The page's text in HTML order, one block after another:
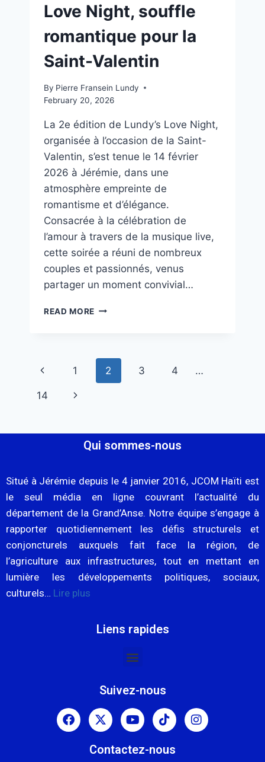
Love Night, souffle
romantique pour la
Saint-Valentin
By Pierre Fransein Lundy
February 20, 2026
La 2e édition de Lundy’s Love Night,
organisée à l’occasion de la Saint-
Valentin, s’est tenue le 14 février
2026 à Jérémie, dans une
atmosphère empreinte de
romantisme et d’élégance.
Consacrée à la célébration de
l’amour à travers de la musique live,
cette soirée a réuni de nombreux
couples et passionnés, venus
partager un moment convivial…
READ MORE
1 2 3 4 …
14
Qui sommes-nous
Situé à Jérémie depuis le 4 janvier 2016, JCOM Haïti est
le seul média en ligne couvrant l’actualité du
département de la Grand’Anse. Notre équipe s’engage à
rapporter quotidiennement les défis structurels et
conjoncturels auxquels fait face la région, de
l’agriculture aux infrastructures, tout en mettant en
lumière les développements politiques, sociaux,
culturels… Lire plus
Liens rapides
Suivez-nous
Contactez-nous